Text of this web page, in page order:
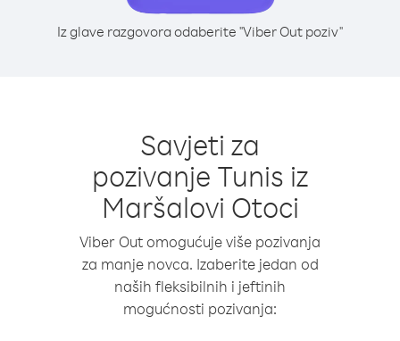
Iz glave razgovora odaberite "Viber Out poziv"
Savjeti za
pozivanje Tunis iz
Maršalovi Otoci
Viber Out omogućuje više pozivanja
za manje novca. Izaberite jedan od
naših fleksibilnih i jeftinih
mogućnosti pozivanja: